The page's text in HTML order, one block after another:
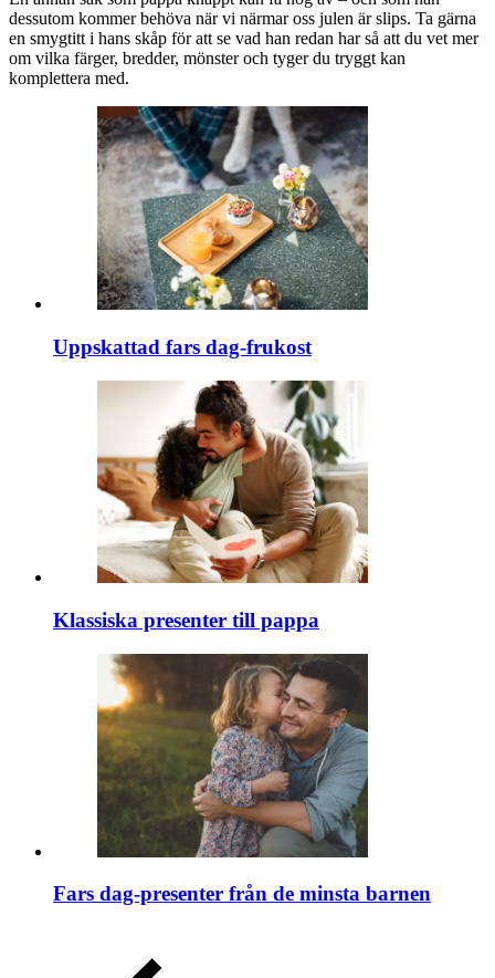
dessutom kommer behöva när vi närmar oss julen är slips. Ta gärna
en smygtitt i hans skåp för att se vad han redan har så att du vet mer
om vilka färger, bredder, mönster och tyger du tryggt kan
komplettera med.
Uppskattad fars dag-frukost
Klassiska presenter till pappa
Fars dag-presenter från de minsta barnen